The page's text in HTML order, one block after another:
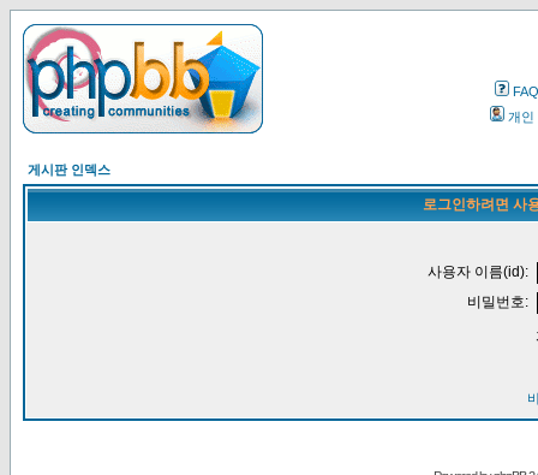
FAQ
개인
게시판 인덱스
로그인하려면 사
사용자 이름(id):
비밀번호: